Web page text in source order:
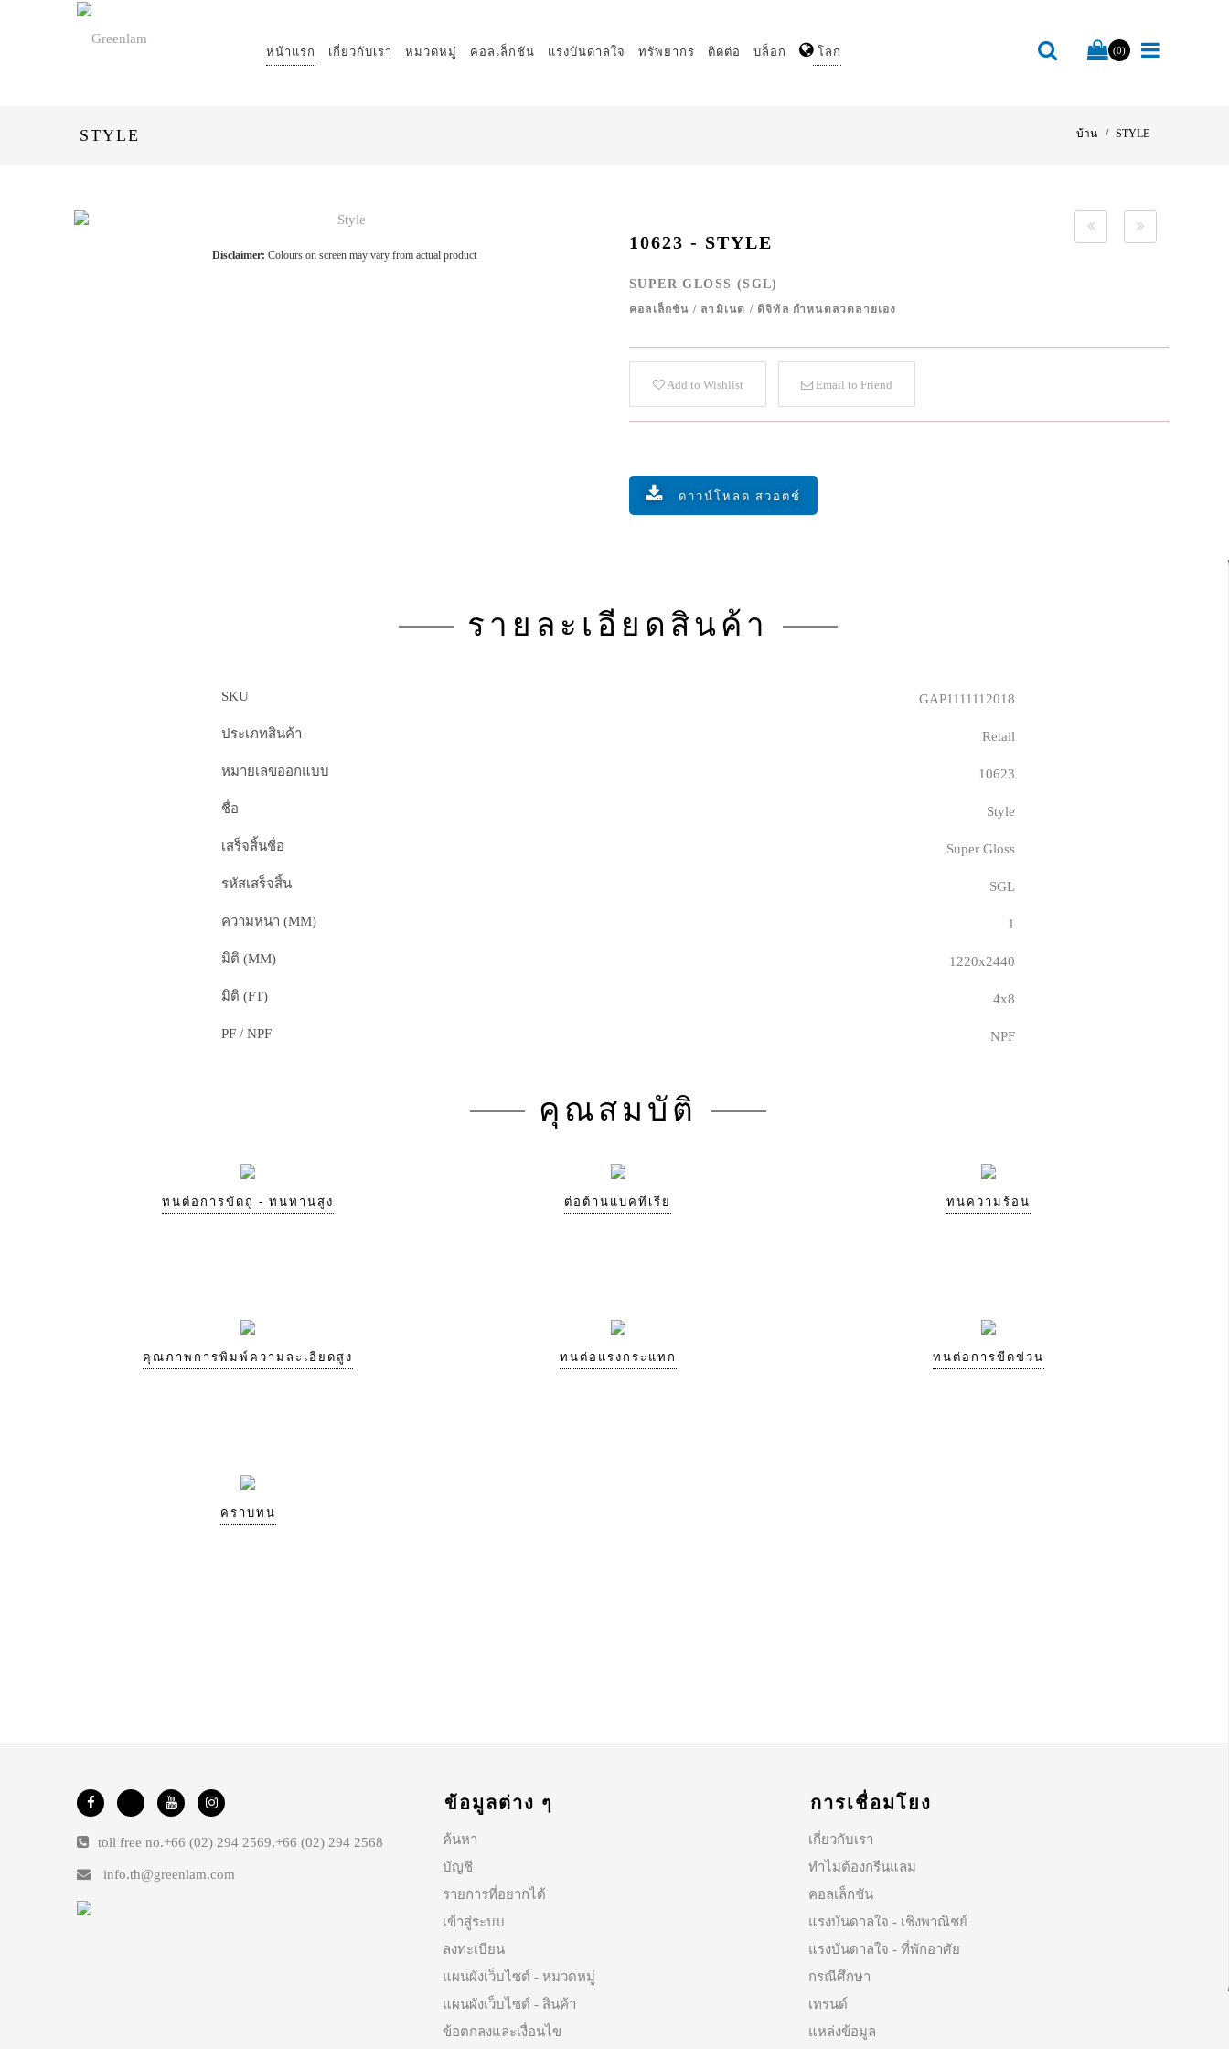
หน้าแรก เกี่ยวกับเรา หมวดหมู่ คอลเล็กชัน แรงบันดาลใจ ทรัพยากร ติดต่อ บล็อก โลก (0)
STYLE บ้าน STYLE
Disclaimer: Colours on screen may vary from actual product
10623 - STYLE
SUPER GLOSS (SGL)
คอลเล็กชัน / ลามิเนต / ดิจิทัล กำหนดลวดลายเอง
Add to Wishlist Email to Friend
ดาวน์โหลด สวอตช์
รายละเอียดสินค้า
SKU GAP1111112018
ประเภทสินค้า Retail
หมายเลขออกแบบ 10623
ชื่อ Style
เสร็จสิ้นชื่อ Super Gloss
รหัสเสร็จสิ้น SGL
ความหนา (MM) 1
มิติ (MM) 1220x2440
มิติ (FT) 4x8
PF / NPF NPF
คุณสมบัติ
ทนต่อการขัดถู - ทนทานสูง ต่อต้านแบคทีเรีย ทนความร้อน
คุณภาพการพิมพ์ความละเอียดสูง ทนต่อแรงกระแทก ทนต่อการขีดข่วน
คราบทน
toll free no.+66 (02) 294 2569,+66 (02) 294 2568
info.th@greenlam.com
ข้อมูลต่าง ๆ
ค้นหา
บัญชี
รายการที่อยากได้
เข้าสู่ระบบ
ลงทะเบียน
แผนผังเว็บไซต์ - หมวดหมู่
แผนผังเว็บไซต์ - สินค้า
ข้อตกลงและเงื่อนไข
การเชื่อมโยง
เกี่ยวกับเรา
ทำไมต้องกรีนแลม
คอลเล็กชัน
แรงบันดาลใจ - เชิงพาณิชย์
แรงบันดาลใจ - ที่พักอาศัย
กรณีศึกษา
เทรนด์
แหล่งข้อมูล